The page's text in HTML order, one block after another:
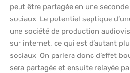
peut être partagée en une
sociaux. Le potentiel septique
une société de production
sur internet, ce qui est d’autant
sociaux. On parlera donc d’effet
sera partagée et ensuite relayée